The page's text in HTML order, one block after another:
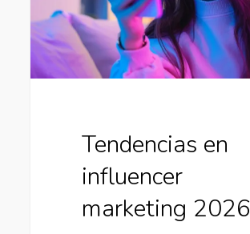
Tendencias en
influencer
marketing 2026